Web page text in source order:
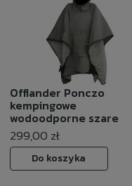
Offlander Ponczo
kempingowe
wodoodporne szare
299,00 zł
Do koszyka